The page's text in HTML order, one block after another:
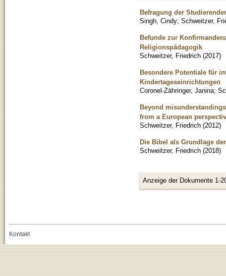
Befragung der
Singh, Cindy; Schweitzer,
Befunde zur
Religionspädagogik
Schweitzer, Friedrich (2017)
Besondere Potentiale für
Kindertageseinrichtungen
Coronel-Zähringer, Janina;
Beyond
from a European
Schweitzer, Friedrich (2012)
Die Bibel als Grundlage
Schweitzer, Friedrich (2018)
Anzeige der Dokumente 1-
Kontakt